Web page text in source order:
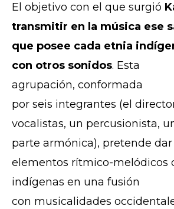
El objetivo con el que surgió
transmitir en la música ese
que posee cada etnia
con otros sonidos. Esta
agrupación, conformada
por seis integrantes (el
vocalistas, un percusionista,
parte armónica), pretende dar
elementos rítmico-melódicos
indígenas en una fusión
con musicalidades